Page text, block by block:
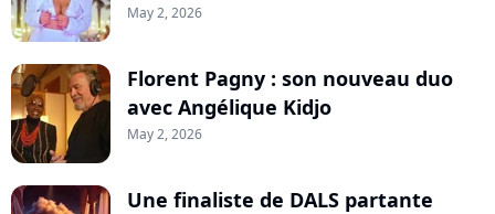
May 2, 2026
Florent Pagny : son nouveau duo
avec Angélique Kidjo
May 2, 2026
Une finaliste de DALS partante